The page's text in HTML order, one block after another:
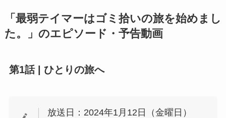
「最弱テイマーはゴミ拾いの旅を始めまし
た。」のエピソード・予告動画
第1話 | ひとりの旅へ
放送日：2024年1月12日（金曜日）